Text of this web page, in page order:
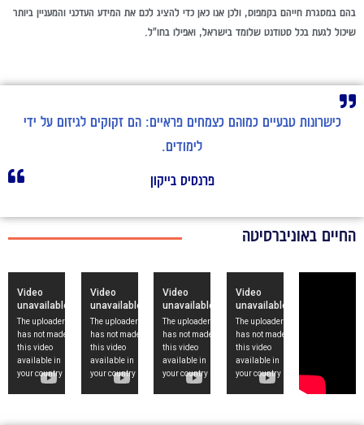
במסגרת חייהם בקמפוס, ולכן אנו כאן כדי להציג לכם את המידע העדכני והמעניין ביותר
לגעת בכל סטודנט שלומד בישראל, ואפילו בחו"ל.
כישרונות טבעיים כמוהם כצמחים פראיים: הם זקוקים לגיזום על ידי
לימודים.
פרנסיס בייקון
באוניברסיטה